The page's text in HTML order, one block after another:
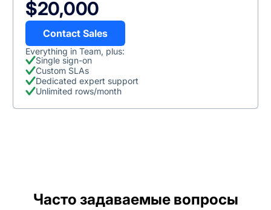
$20,000
Contact Sales
Everything in Team, plus:
Single sign-on
Custom SLAs
Dedicated expert support
Unlimited rows/month
Часто задаваемые вопросы